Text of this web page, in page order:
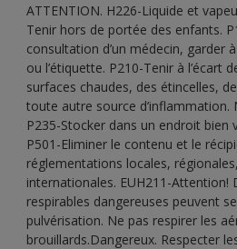
ATTENTION. H226-Liquide et
Tenir hors de portée des enfants.
consultation d’un médecin, garder
ou l’étiquette. P210-Tenir à l’écart
surfaces chaudes, des étincelles,
toute autre source d’inflammation.
P235-Stocker dans un endroit bien
P501-Eliminer le contenu et le
réglementations locales,
internationales. EUH211-Attention!
respirables dangereuses peuvent
pulvérisation. Ne pas respirer les
brouillards.Dangereux. Respecter